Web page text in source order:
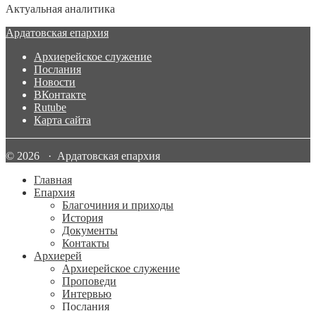
Актуальная аналитика
Ардатовская епархия
Архиерейское служение
Послания
Новости
ВКонтакте
Rutube
Карта сайта
© 2026 · Ардатовская епархия
Главная
Епархия
Благочиния и приходы
История
Документы
Контакты
Архиерей
Архиерейское служение
Проповеди
Интервью
Послания